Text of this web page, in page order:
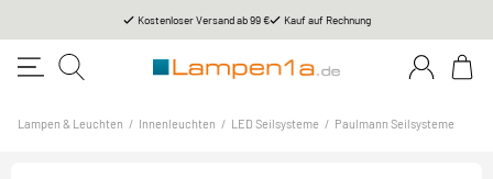
Kostenloser Versand ab 99 € Kauf auf Rechnung
Lampen & Leuchten / Innenleuchten / LED Seilsysteme / Paulmann Seilsysteme